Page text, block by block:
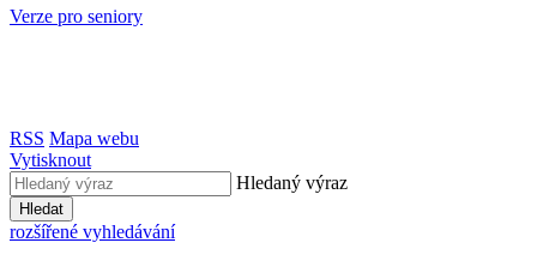
Verze pro seniory
RSS Mapa webu
Vytisknout
Hledaný výraz
Hledat
rozšířené vyhledávání